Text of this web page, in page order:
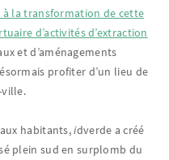
la transformation de cette
d’activités d’extraction
et d’aménagements
profiter d’un lieu de
ville.
habitants,idverde a créé
plein sud en surplomb du